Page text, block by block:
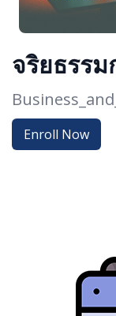
จริยธรร
Enroll Now